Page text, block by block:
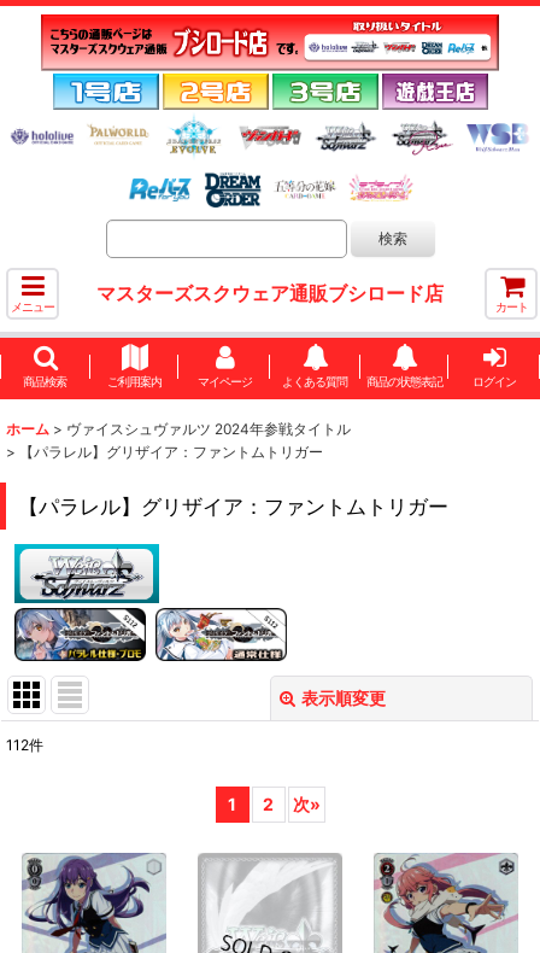
メニュー
マスターズスクウェア通販ブシロード店
カート
商品検索 ご利用案内 マイページ よくある質問 商品の状態表記 ログイン
ホーム > ヴァイスシュヴァルツ 2024年参戦タイトル
>
【パラレル】グリザイア：ファントムトリガー
【パラレル】グリザイア：ファントムトリガー
表示順変更
並び順:
絞り込む
112件
1 2 次»